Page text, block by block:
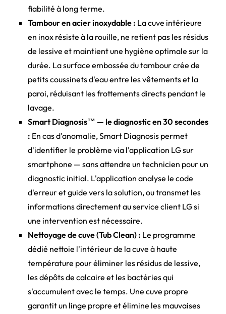
fiabilité à long terme.
Tambour en acier inoxydable : La cuve intérieure
en inox résiste à la rouille, ne retient pas les résidus
de lessive et maintient une hygiène optimale sur la
durée. La surface embossée du tambour crée de
petits coussinets d'eau entre les vêtements et la
paroi, réduisant les frottements directs pendant le
lavage.
Smart Diagnosis™ — le diagnostic en 30 secondes
: En cas d'anomalie, Smart Diagnosis permet
d'identifier le problème via l'application LG sur
smartphone — sans attendre un technicien pour un
diagnostic initial. L'application analyse le code
d'erreur et guide vers la solution, ou transmet les
informations directement au service client LG si
une intervention est nécessaire.
Nettoyage de cuve (Tub Clean) : Le programme
dédié nettoie l'intérieur de la cuve à haute
température pour éliminer les résidus de lessive,
les dépôts de calcaire et les bactéries qui
s'accumulent avec le temps. Une cuve propre
garantit un linge propre et élimine les mauvaises